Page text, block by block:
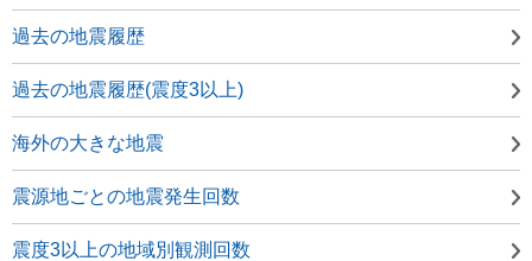
過去の地震履歴
過去の地震履歴(震度3以上)
海外の大きな地震
震源地ごとの地震発生回数
震度3以上の地域別観測回数